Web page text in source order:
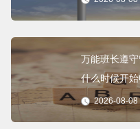
万能班长遵
什么时候开始
2026-08-08